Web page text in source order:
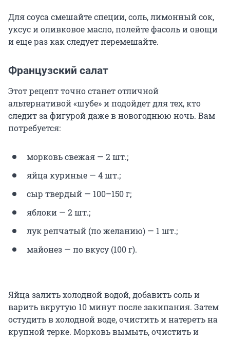
Для соуса смешайте специи, соль, лимонный сок,
уксус и оливковое масло, полейте фасоль и овощи
и еще раз как следует перемешайте.
Французский салат
Этот рецепт точно станет отличной
альтернативой «шубе» и подойдет для тех, кто
следит за фигурой даже в новогоднюю ночь. Вам
потребуется:
морковь свежая — 2 шт.;
яйца куриные — 4 шт.;
сыр твердый — 100–150 г;
яблоки — 2 шт.;
лук репчатый (по желанию) — 1 шт.;
майонез — по вкусу (100 г).
Яйца залить холодной водой, добавить соль и
варить вкрутую 10 минут после закипания. Затем
остудить в холодной воде, очистить и натереть на
крупной терке. Морковь вымыть, очистить и